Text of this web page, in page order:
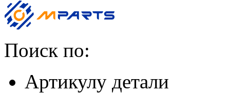
Поиск по:
Артикулу детали